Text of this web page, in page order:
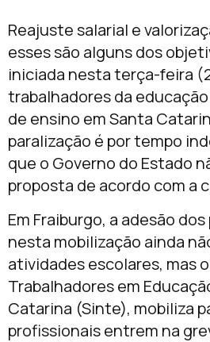
Reajuste salarial e
esses são alguns dos
iniciada nesta terça-feira
trabalhadores da
de ensino em Santa
paralização é por tempo
que o Governo do Estado
proposta de acordo com a
Em Fraiburgo, a adesão
nesta mobilização ainda
atividades escolares, mas
Trabalhadores em
Catarina (Sinte), mobiliza
profissionais entrem na